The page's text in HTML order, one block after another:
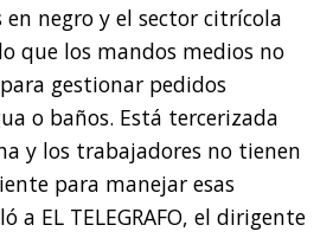
en negro y el sector citrícola
que los mandos medios no
gestionar pedidos
o baños. Está tercerizada
y los trabajadores no tienen
para manejar esas
a EL TELEGRAFO, el dirigente